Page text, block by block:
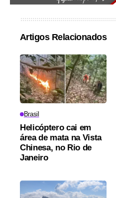
Artigos Relacionados
Brasil
Helicóptero cai em
área de mata na Vista
Chinesa, no Rio de
Janeiro